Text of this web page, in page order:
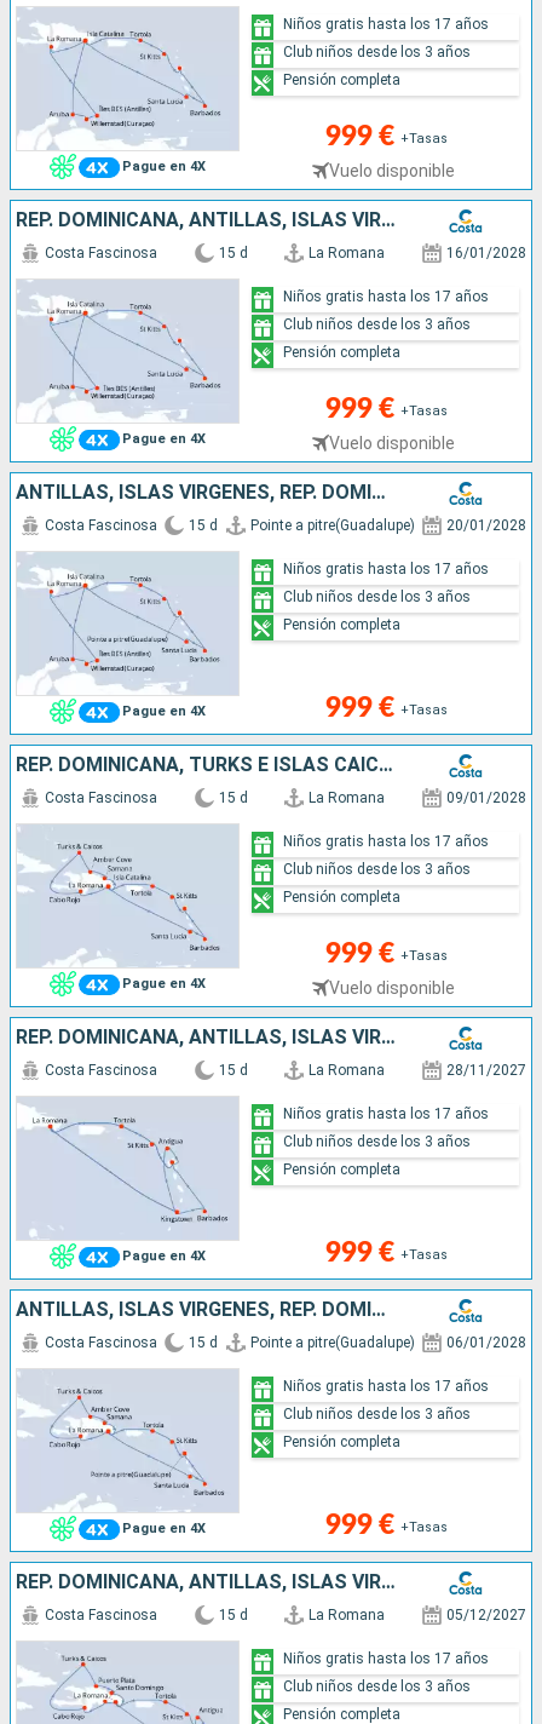
Pague en 4X
999 € +Tasas
Vuelo disponible
Niños gratis hasta los 17 años
Club niños desde los 3 años
Pensión completa
REP. DOMINICANA, ANTILLAS, ISLAS VÍRGENES
Pague en 4X
Costa Fascinosa 15 d La Romana 16/01/2028
999 € +Tasas
Vuelo disponible
Niños gratis hasta los 17 años
Club niños desde los 3 años
Pensión completa
ANTILLAS, ISLAS VÍRGENES, REP. DOMINICANA
Pague en 4X
Costa Fascinosa 15 d Pointe a pitre(Guadalupe) 20/01/2028
999 € +Tasas
Niños gratis hasta los 17 años
Club niños desde los 3 años
Pensión completa
REP. DOMINICANA, TURKS E ISLAS CAICOS, ANTILLAS, ISLAS VÍRGENES
Pague en 4X
Costa Fascinosa 15 d La Romana 09/01/2028
999 € +Tasas
Vuelo disponible
Niños gratis hasta los 17 años
Club niños desde los 3 años
Pensión completa
REP. DOMINICANA, ANTILLAS, ISLAS VÍRGENES
Pague en 4X
Costa Fascinosa 15 d La Romana 28/11/2027
999 € +Tasas
Niños gratis hasta los 17 años
Club niños desde los 3 años
Pensión completa
ANTILLAS, ISLAS VÍRGENES, REP. DOMINICANA, TURKS E ISLAS CAICOS
Pague en 4X
Costa Fascinosa 15 d Pointe a pitre(Guadalupe) 06/01/2028
999 € +Tasas
Niños gratis hasta los 17 años
Club niños desde los 3 años
Pensión completa
REP. DOMINICANA, ANTILLAS, ISLAS VÍRGENES, TURKS E ISLAS CAICOS
Costa Fascinosa 15 d La Romana 05/12/2027
Niños gratis hasta los 17 años
Club niños desde los 3 años
Pensión completa